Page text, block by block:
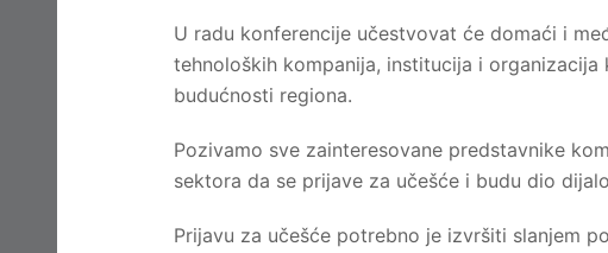
U radu konferencije učestvovat će domaći i
tehnoloških kompanija, institucija i
budućnosti regiona.
Pozivamo sve zainteresovane predstavnike
sektora da se prijave za učešće i budu dio
Prijavu za učešće potrebno je izvršiti slanjem